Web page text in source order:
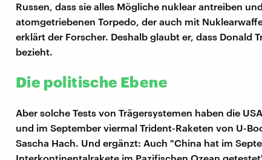
Russen, dass sie alles Mögliche nuklear antreiben
atomgetriebenen Torpedo, der auch mit
erklärt der Forscher. Deshalb glaubt er, dass Donald
bezieht.
Die politische Ebene
Aber solche Tests von Trägersystemen haben die
und im September viermal Trident-Raketen von U-
Sascha Hach. Und ergänzt: Auch "China hat im